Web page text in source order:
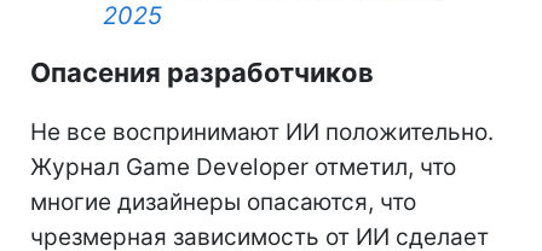
2025
Опасения разработчиков
Не все воспринимают ИИ положительно.
Журнал Game Developer отметил, что
многие дизайнеры опасаются, что
чрезмерная зависимость от ИИ сделает